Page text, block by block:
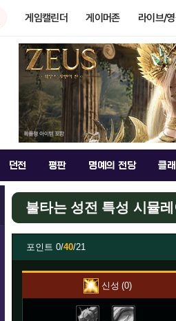
게임캘린더 게이머존 라이브/
던전 평판 명예의 전당 클
불타는 성전 특성 시뮬
포인트 0/40/21
신성 0